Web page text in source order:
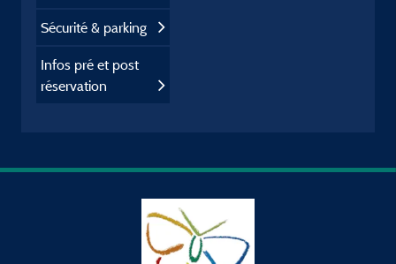
Sécurité & parking
Infos pré et post
réservation